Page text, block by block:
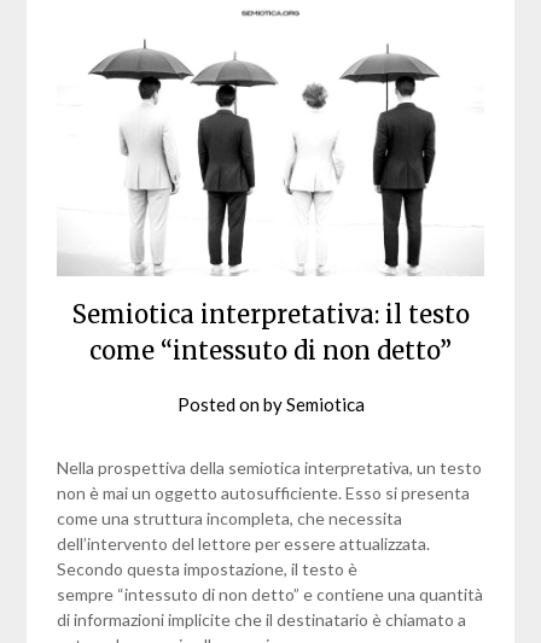
Semiotica interpretativa: il testo
come “intessuto di non detto”
Posted onbySemiotica
Nella prospettiva della semiotica interpretativa, un testo
non è mai un oggetto autosufficiente. Esso si presenta
come una struttura incompleta, che necessita
dell’intervento del lettore per essere attualizzata.
Secondo questa impostazione, il testo è
sempre “intessuto di non detto” e contiene una quantità
di informazioni implicite che il destinatario è chiamato a